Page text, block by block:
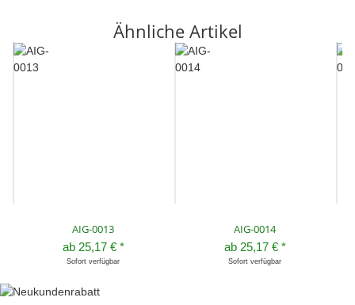
Ähnliche Artikel
AIG-0013
ab 25,17 € *
Sofort verfügbar
AIG-0014
ab 25,17 € *
Sofort verfügbar